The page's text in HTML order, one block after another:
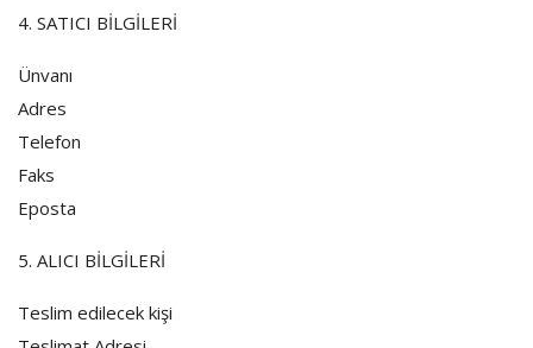
4. SATICI BİLGİLERİ
Ünvanı
Adres
Telefon
Faks
Eposta
5. ALICI BİLGİLERİ
Teslim edilecek kişi